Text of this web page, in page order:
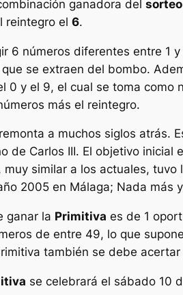
ganadora del
reintegro el 6.
6 números diferentes entre 1
se extraen del bombo.
0 y el 9, el cual se toma como
más el reintegro.
a muchos siglos atrás.
de Carlos III. El objetivo
similar a los actuales,
2005 en Málaga; Nada
ganar la Primitiva es de 1
de entre 49, lo que
también se debe
se celebrará el sábado 10